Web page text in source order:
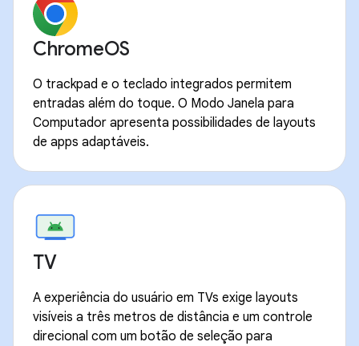
ChromeOS
O trackpad e o teclado integrados permitem
entradas além do toque. O Modo Janela para
Computador apresenta possibilidades de layouts
de apps adaptáveis.
TV
A experiência do usuário em TVs exige layouts
visíveis a três metros de distância e um controle
direcional com um botão de seleção para